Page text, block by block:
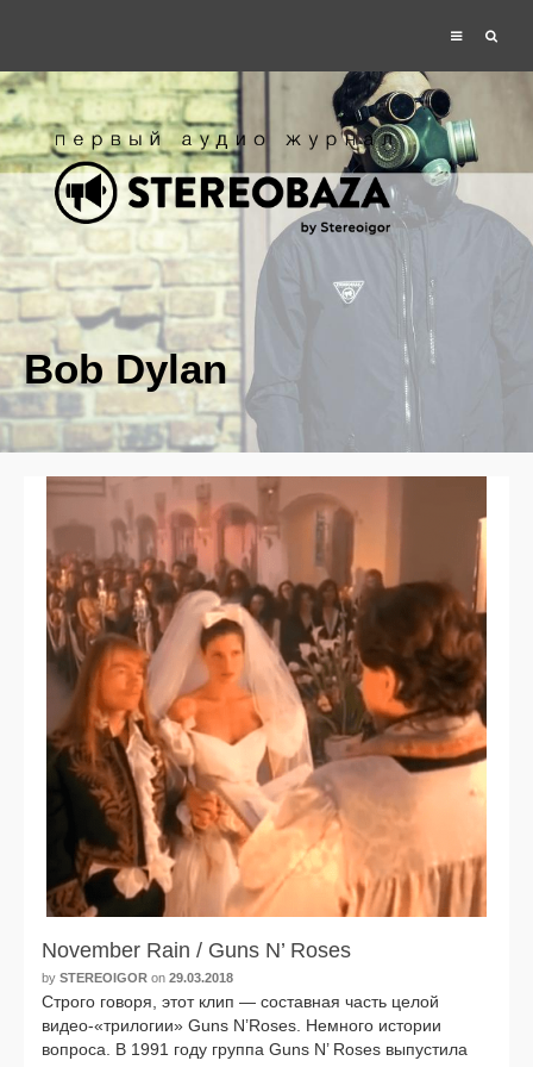
Bob Dylan
November Rain / Guns N’ Roses
by STEREOIGOR on 29.03.2018
Строго гово­ря, этот клип — состав­ная часть целой
видео-«трилогии» Guns N’Roses. Немного исто­рии
вопро­са. В 1991 году груп­па Guns N’ Roses выпу­сти­ла